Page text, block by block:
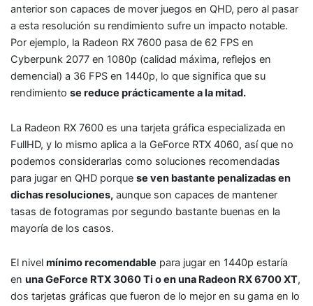
anterior son capaces de mover juegos en QHD, pero al pasar
a esta resolución su rendimiento sufre un impacto notable.
Por ejemplo, la Radeon RX 7600 pasa de 62 FPS en
Cyberpunk 2077 en 1080p (calidad máxima, reflejos en
demencial) a 36 FPS en 1440p, lo que significa que su
rendimiento se reduce prácticamente a la mitad.
La Radeon RX 7600 es una tarjeta gráfica especializada en
FullHD, y lo mismo aplica a la GeForce RTX 4060, así que no
podemos considerarlas como soluciones recomendadas
para jugar en QHD porque se ven bastante penalizadas en
dichas resoluciones, aunque son capaces de mantener
tasas de fotogramas por segundo bastante buenas en la
mayoría de los casos.
El nivel mínimo recomendable para jugar en 1440p estaría
en una GeForce RTX 3060 Ti o en una Radeon RX 6700 XT,
dos tarjetas gráficas que fueron de lo mejor en su gama en lo